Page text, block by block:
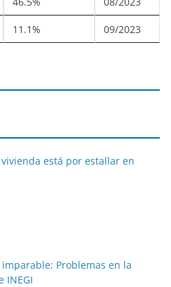
11.1% 09/2023
está por estallar en
Problemas en la
INEGI